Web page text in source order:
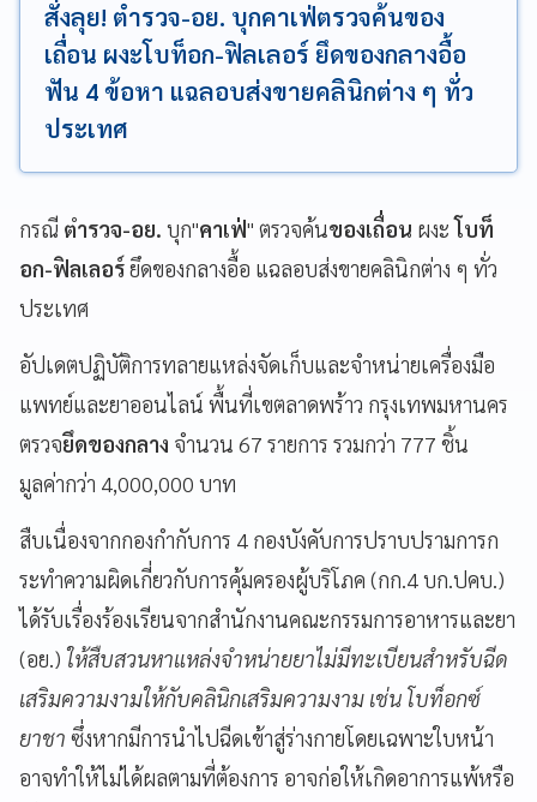
สั่งลุย! ตำรวจ-อย. บุกคาเฟ่ตรวจค้นของ
เถื่อน ผงะโบท็อก-ฟิลเลอร์ ยึดของกลางอื้อ
ฟัน 4 ข้อหา แฉลอบส่งขายคลินิกต่าง ๆ ทั่ว
ประเทศ
กรณี ตำรวจ-อย. บุก"คาเฟ่" ตรวจค้นของเถื่อน ผงะโบท็
อก-ฟิลเลอร์ยึดของกลางอื้อ แฉลอบส่งขายคลินิกต่าง ๆ ทั่ว
ประเทศ
อัปเดตปฏิบัติการทลายแหล่งจัดเก็บและจำหน่ายเครื่องมือ
แพทย์และยาออนไลน์ พื้นที่เขตลาดพร้าว กรุงเทพมหานคร
ตรวจยึดของกลาง จำนวน 67 รายการ รวมกว่า 777 ชิ้น
มูลค่ากว่า 4,000,000 บาท
สืบเนื่องจากกองกำกับการ 4 กองบังคับการปราบปรามการก
ระทำความผิดเกี่ยวกับการคุ้มครองผู้บริโภค (กก.4 บก.ปคบ.)
ได้รับเรื่องร้องเรียนจากสำนักงานคณะกรรมการอาหารและยา
(อย.) ให้สืบสวนหาแหล่งจำหน่ายยาไม่มีทะเบียนสำหรับฉีด
เสริมความงามให้กับคลินิกเสริมความงาม เช่น โบท็อกซ์
ยาชา ซึ่งหากมีการนำไปฉีดเข้าสู่ร่างกายโดยเฉพาะใบหน้า
อาจทำให้ไม่ได้ผลตามที่ต้องการ อาจก่อให้เกิดอาการแพ้หรือ